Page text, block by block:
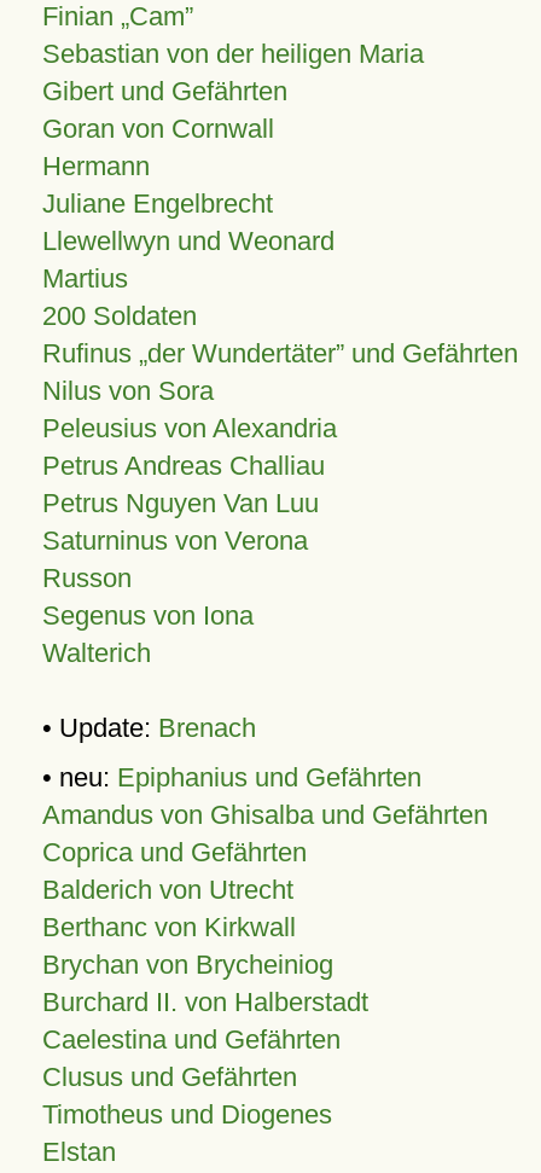
Finian Cam
Sebastian von der heiligen Maria
Gibert und Gefährten
Goran von Cornwall
Hermann
Juliane Engelbrecht
Llewellwyn und Weonard
Martius
200 Soldaten
Rufinus „der Wundertäter” und Gefährten
Nilus von Sora
Peleusius von Alexandria
Petrus Andreas Challiau
Petrus Nguyen Van Luu
Saturninus von Verona
Russon
Segenus von Iona
Walterich
• Update: Brenach
• neu: Epiphanius und Gefährten
Amandus von Ghisalba und Gefährten
Coprica und Gefährten
Balderich von Utrecht
Berthanc von Kirkwall
Brychan von Brycheiniog
Burchard II. von Halberstadt
Caelestina und Gefährten
Clusus und Gefährten
Timotheus und Diogenes
Elstan